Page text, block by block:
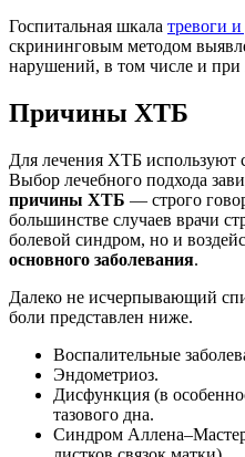
Госпитальная шкала тревоги
скрининговым методом
нарушений, в том числе и
Причины ХТБ
Для лечения ХТБ используют
Выбор лечебного подхода
причины ХТБ — строго
большинстве случаев врачи
болевой синдром, но и
основного заболевания.
Далеко не исчерпывающий
боли представлен ниже.
Воспалительные
Эндометриоз.
Дисфункция (в
тазового дна.
Синдром